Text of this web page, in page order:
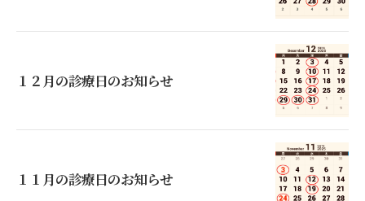
１２月の診療日のお知らせ
１１月の診療日のお知らせ